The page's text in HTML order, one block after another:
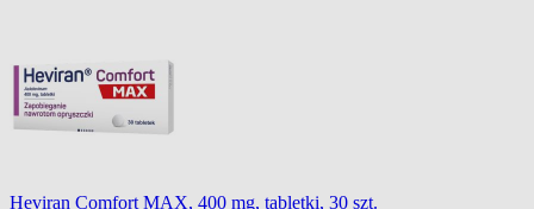
Heviran Comfort MAX, 400 mg, tabletki, 30 szt.